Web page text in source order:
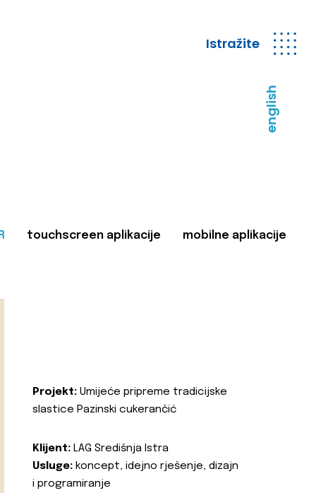
Istražite
english
touchscreen aplikacije mobilne aplikacije
Projekt: Umijeće pripreme tradicijske
slastice Pazinski cukerančić
Klijent: LAG Središnja Istra
Usluge: koncept, idejno rješenje, dizajn
i programiranje